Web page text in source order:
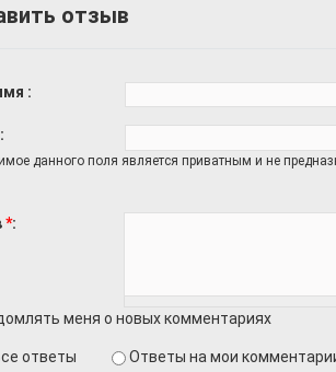
отзыв
данного поля является приватным и не
*
меня о новых комментариях
ответы
Ответы на мои